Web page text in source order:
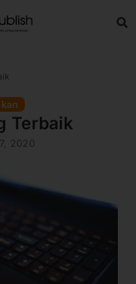
Terbaik
2020